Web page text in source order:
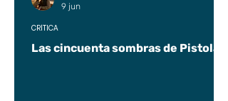
Las cincuenta sombras de Pistolas
CRÍTICA
9 jun